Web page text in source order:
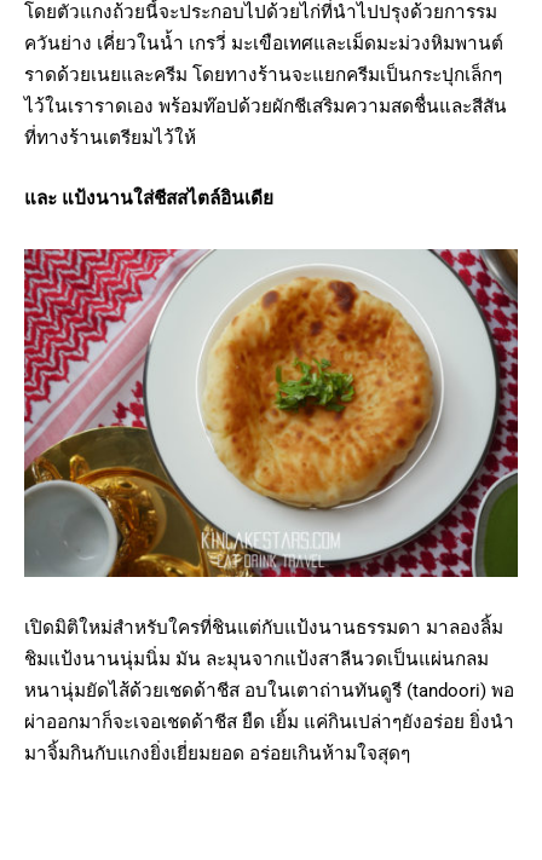
โดยตัวแกงถ้วยนี้จะประกอบไปด้วยไก่ที่นำไปปรุงด้วยการรม
ควันย่าง เคี่ยวในน้ำ เกรวี่ มะเขือเทศและเม็ดมะม่วงหิมพานต์
ราดด้วยเนยและครีม โดยทางร้านจะแยกครีมเป็นกระปุกเล็กๆ
ไว้ในเราราดเอง พร้อมท๊อปด้วยผักชีเสริมความสดชื่นและสีสัน
ที่ทางร้านเตรียมไว้ให้
และ แป้งนานใส่ชีสสไตล์อินเดีย
เปิดมิติใหม่สำหรับใครที่ชินแต่กับแป้งนานธรรมดา มาลองลิ้ม
ชิมแป้งนานนุ่มนิ่ม มัน ละมุนจากแป้งสาลีนวดเป็นแผ่นกลม
หนานุ่มยัดไส้ด้วยเชดด้าชีส อบในเตาถ่านทันดูรี (tandoori) พอ
ผ่าออกมาก็จะเจอเชดด้าชีส ยืด เยิ้ม แค่กินเปล่าๆยังอร่อย ยิ่งนำ
มาจิ้มกินกับแกงยิ่งเยี่ยมยอด อร่อยเกินห้ามใจสุดๆ